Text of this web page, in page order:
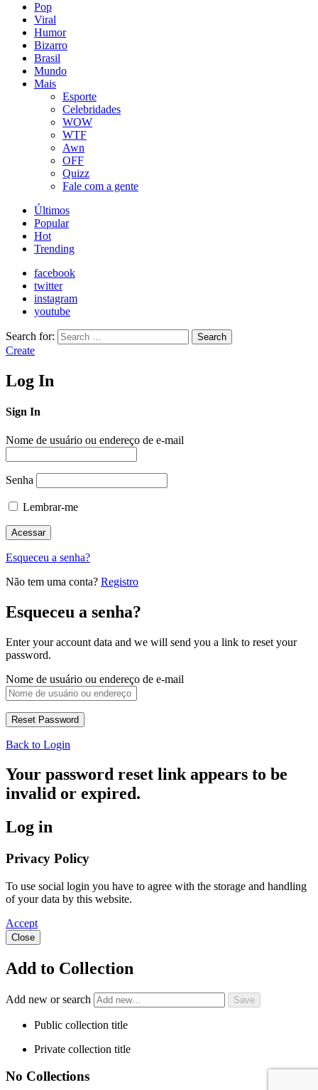
Pop
Viral
Humor
Bizarro
Brasil
Mundo
Mais
Esporte
Celebridades
WOW
WTF
Awn
OFF
Quizz
Fale com a gente
Últimos
Popular
Hot
Trending
facebook
twitter
instagram
youtube
Search for: Search
Create
Log In
Sign In
Nome de usuário ou endereço de e-mail
Senha
Lembrar-me
Esqueceu a senha?
Não tem uma conta? Registro
Esqueceu a senha?
Enter your account data and we will send you a link to reset your
password.
Nome de usuário ou endereço de e-mail
Back to Login
Your password reset link appears to be
invalid or expired.
Log in
Privacy Policy
To use social login you have to agree with the storage and handling
of your data by this website.
Accept
Close
Add to Collection
Add new or search
Public collection title
Private collection title
No Collections